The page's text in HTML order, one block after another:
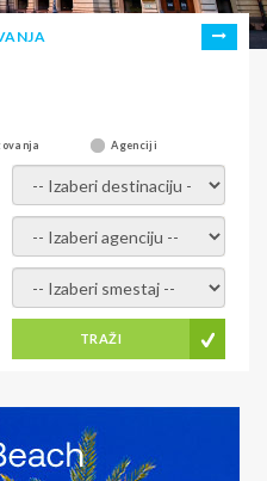
Agenciji
- izaberi destinaciju -
- izaberi agenciju -
- Izaberite smestaj -
TRAŽI